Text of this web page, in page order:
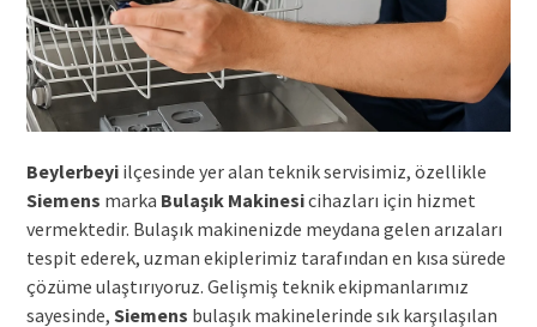
Beylerbeyiilçesinde yer alan teknik servisimiz, özellikle
Siemens marka Bulaşık Makinesicihazları için hizmet
vermektedir. Bulaşık makinenizde meydana gelen arızaları
tespit ederek, uzman ekiplerimiz tarafından en kısa sürede
çözüme ulaştırıyoruz. Gelişmiş teknik ekipmanlarımız
sayesinde, Siemens bulaşık makinelerinde sık karşılaşılan